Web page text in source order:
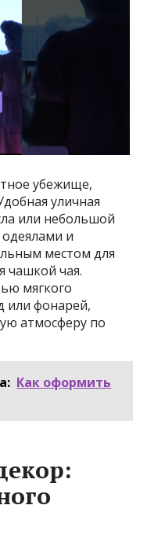
убежище,
уличная
или небольшой
и
местом для
чашкой чая.
мягкого
или фонарей,
атмосферу по
Как оформить